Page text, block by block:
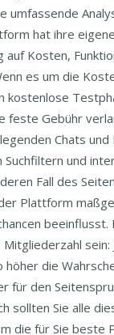
umfassende
hat ihre
auf Kosten,
es um die
kostenlose
feste Gebühr
Chats
und
Fall des
Plattform
beeinflusst.
sein:
die
für den
sollten Sie alle
die für Sie beste